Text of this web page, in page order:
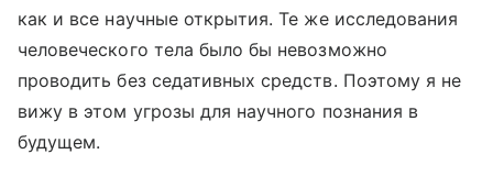
как и все научные открытия. Те же исследования
человеческого тела было бы невозможно
проводить без седативных средств. Поэтому я не
вижу в этом угрозы для научного познания в
будущем.